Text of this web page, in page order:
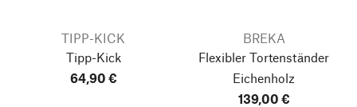
TIPP-KICK
Tipp-Kick
64,90 €
BREKA
Flexibler Tortenständer
Eichenholz
139,00 €